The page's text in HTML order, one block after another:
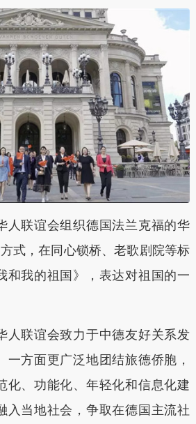
联谊会组织德国法兰克福的华
式，在同心锁桥、老歌剧院等标
和我的祖国》，表达对祖国的一
联谊会致力于中德友好关系发
一方面更广泛地团结旅德侨胞，
化、功能化、年轻化和信息化建
入当地社会，争取在德国主流社